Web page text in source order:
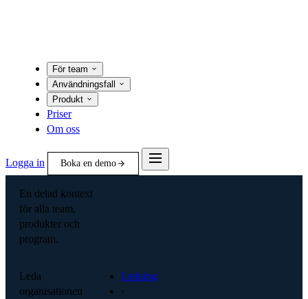
För team
Användningsfall
Produkt
Priser
Om oss
Logga in Boka en demo
En delad kontext
för alla team,
produkter och
program.
Leda
organisationen
Ledning
·